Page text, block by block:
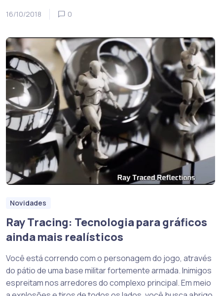
16/10/2018 0
Novidades
Ray Tracing: Tecnologia para gráficos
ainda mais realísticos
Você está correndo com o personagem do jogo, através
do pátio de uma base militar fortemente armada. Inimigos
espreitam nos arredores do complexo principal. Em meio